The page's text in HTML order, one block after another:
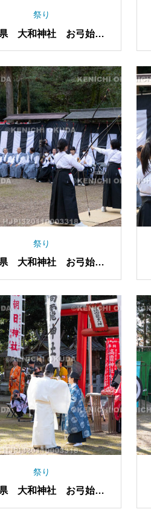
祭り
大和神社 お弓始め
祭
祭り
大和神社 お弓始め
祭
祭り
大和神社 お弓始め
祭